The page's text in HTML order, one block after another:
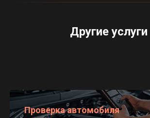
Другие услуги
Проверка автомобиля